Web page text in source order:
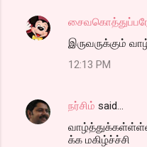
இருவருக்கும்
12:13 PM
நர்சிம் said…
க்க மகிழ்ச்ச்சி